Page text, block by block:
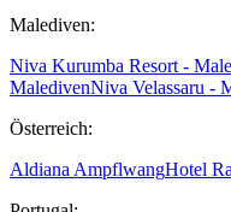
Malediven:
Niva Kurumba Resort -
MaledivenNiva Velassaru -
Österreich:
Aldiana AmpflwangHotel